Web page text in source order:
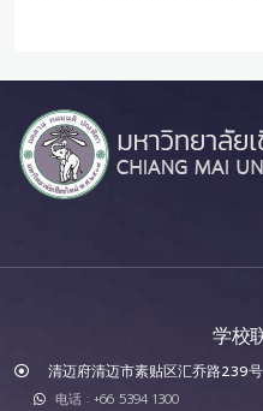
学校
清迈府清迈市素贴区汇乔路239
电话 : +66 5394 1300